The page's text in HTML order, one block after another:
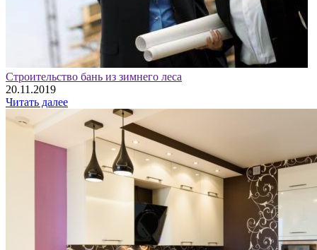
Строительство бань из зимнего леса
20.11.2019
Читать далее